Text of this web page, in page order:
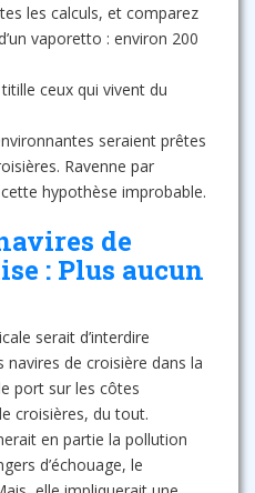
les calculs, et comparez
vaporetto : environ 200
ceux qui vivent du
seraient prêtes
Ravenne par
hypothèse improbable.
de
: Plus aucun
serait d’interdire
de croisière dans la
port sur les côtes
croisières, du tout.
en partie la pollution
d’échouage, le